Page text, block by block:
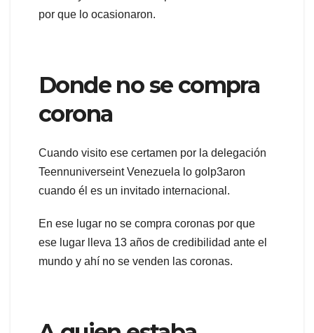
por que lo ocasionaron.
Donde no se compra
corona
Cuando visito ese certamen por la delegación
Teennuniverseint Venezuela lo golp3aron
cuando él es un invitado internacional.
En ese lugar no se compra coronas por que
ese lugar lleva 13 años de credibilidad ante el
mundo y ahí no se venden las coronas.